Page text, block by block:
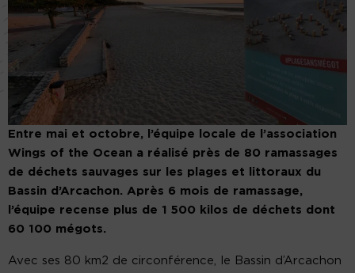
Entre mai et octobre, l’équipe locale de l’association
Wings of the Ocean a réalisé près de 80 ramassages
de déchets sauvages sur les plages et littoraux du
Bassin d’Arcachon. Après 6 mois de ramassage,
l’équipe recense plus de 1 500 kilos de déchets dont
60 100 mégots.
Avec ses 80 km2 de circonférence, le Bassin d’Arcachon